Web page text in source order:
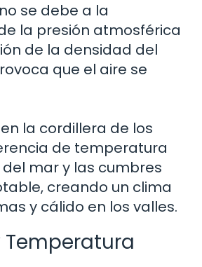
se debe a la
la presión atmosférica
de la densidad del
que el aire se
la cordillera de los
de temperatura
mar y las cumbres
creando un clima
y cálido en los valles.
Temperatura